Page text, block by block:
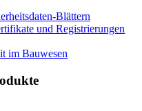
Blättern
und Registrierungen
im Bauwesen